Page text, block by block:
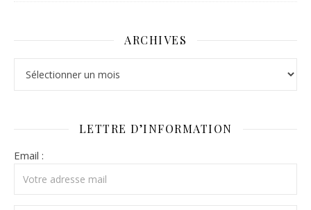
ARCHIVES
LETTRE D’INFORMATION
Email :